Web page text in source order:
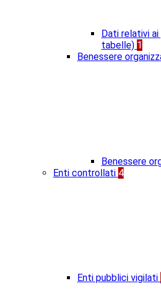
Dati relativi
tabelle) 1
Benessere
Benessere
Enti controllati 4
Enti pubblici vigilati